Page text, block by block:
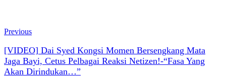
Previous
[VIDEO] Dai Syed Kongsi Momen Bersengkang Mata
Jaga Bayi, Cetus Pelbagai Reaksi Netizen!-“Fasa Yang
Akan Dirindukan…”